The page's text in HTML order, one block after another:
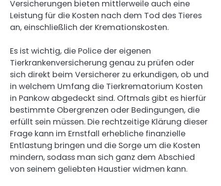
Versicherungen bieten mittlerweile auch eine
Leistung für die Kosten nach dem Tod des Tieres
an, einschließlich der Kremationskosten.
Es ist wichtig, die Police der eigenen
Tierkrankenversicherung genau zu prüfen oder
sich direkt beim Versicherer zu erkundigen, ob und
in welchem Umfang die Tierkrematorium Kosten
in Pankow abgedeckt sind. Oftmals gibt es hierfür
bestimmte Obergrenzen oder Bedingungen, die
erfüllt sein müssen. Die rechtzeitige Klärung dieser
Frage kann im Ernstfall erhebliche finanzielle
Entlastung bringen und die Sorge um die Kosten
mindern, sodass man sich ganz dem Abschied
von seinem geliebten Haustier widmen kann.